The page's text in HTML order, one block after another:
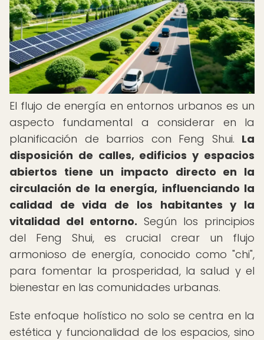
El flujo de energía en entornos urbanos es un
aspecto fundamental a considerar en la
planificación de barrios con Feng Shui. La
disposición de calles, edificios y espacios
abiertos tiene un impacto directo en la
circulación de la energía, influenciando la
calidad de vida de los habitantes y la
vitalidad del entorno. Según los principios
del Feng Shui, es crucial crear un flujo
armonioso de energía, conocido como "chi",
para fomentar la prosperidad, la salud y el
bienestar en las comunidades urbanas.
Este enfoque holístico no solo se centra en la
estética y funcionalidad de los espacios, sino